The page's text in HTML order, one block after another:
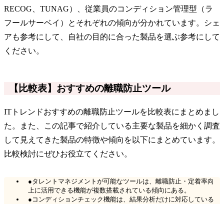
RECOG、TUNAG）、従業員のコンディション管理型（ラ
フールサーベイ）とそれぞれの傾向が分かれています。シェ
アも参考にして、自社の目的に合った製品を選ぶ参考にして
ください。
【比較表】おすすめの離職防止ツール
ITトレンドおすすめの離職防止ツールを比較表にまとめまし
た。また、この記事で紹介している主要な製品を細かく調査
して見えてきた製品の特徴や傾向を以下にまとめています。
比較検討にぜひお役立てください。
●タレントマネジメントが可能なツールは、離職防止・定着率向
上に活用できる機能が複数搭載されている傾向にある。
●コンディションチェック機能は、結果分析だけに対応している